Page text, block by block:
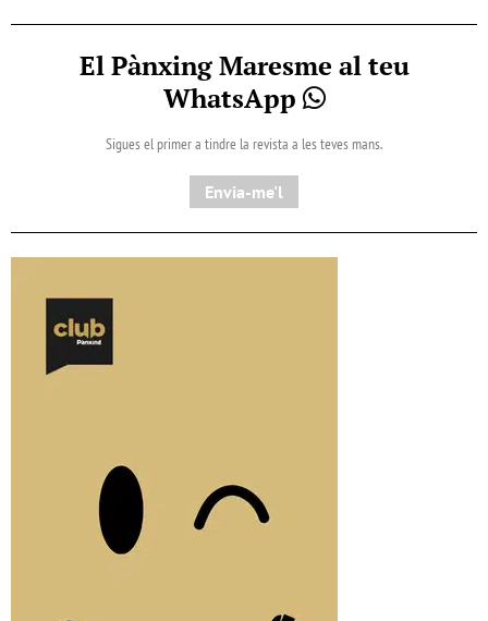
El Pànxing Maresme al teu
WhatsApp
Sigues el primer a tindre la revista a les teves mans.
Envia-me'l